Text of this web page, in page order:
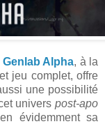
Genlab Alpha, à la
jeu complet, offre
une possibilité
univers post-apo
évidemment sa